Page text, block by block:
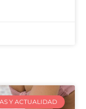
Y ACTUALIDAD